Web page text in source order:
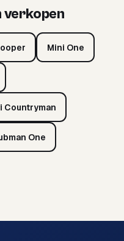
verkopen
Mini One
Countryman
One